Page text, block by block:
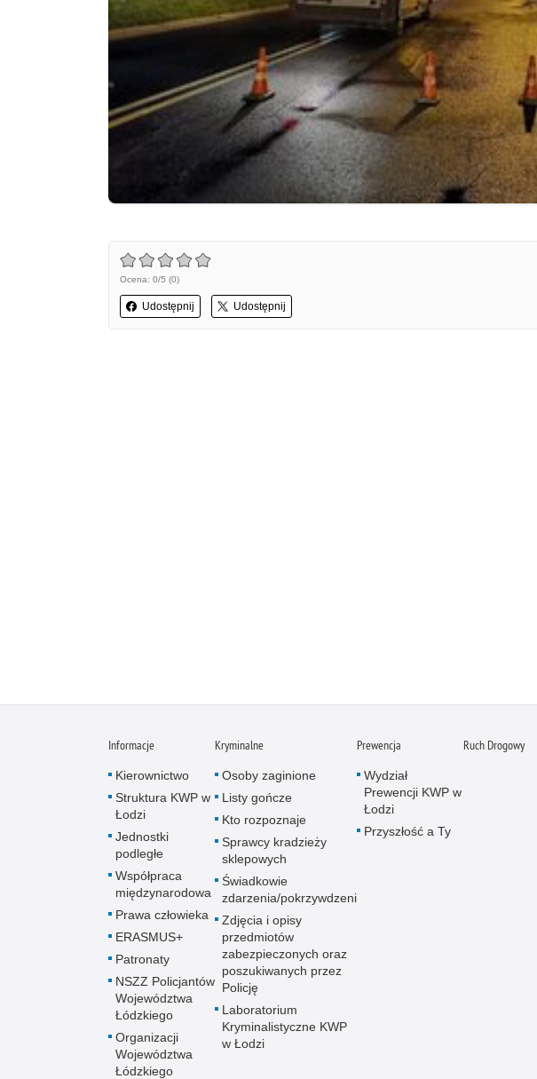
Ocena: 0/5 (0)
Udostępnij Udostępnij
Informacje
Kierownictwo
Struktura KWP w
Łodzi
Jednostki
podległe
Współpraca
międzynarodowa
Prawa człowieka
ERASMUS+
Patronaty
NSZZ Policjantów
Województwa
Łódzkiego
Organizacji
Województwa
Łódzkiego
Kryminalne
Osoby zaginione
Listy gończe
Kto rozpoznaje
Sprawcy kradzieży
sklepowych
Świadkowie
zdarzenia/pokrzywdzeni
Zdjęcia i opisy
przedmiotów
zabezpieczonych oraz
poszukiwanych przez
Policję
Laboratorium
Kryminalistyczne KWP
w Łodzi
Prewencja
Wydział
Prewencji KWP w
Łodzi
Przyszłość a Ty
Ruch Drogowy